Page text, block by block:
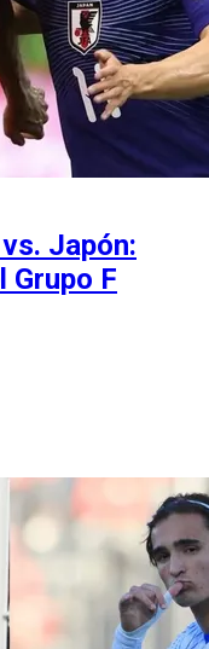
Japón:
Grupo F